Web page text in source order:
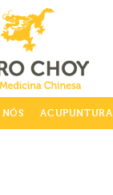
ACUPUNTURA